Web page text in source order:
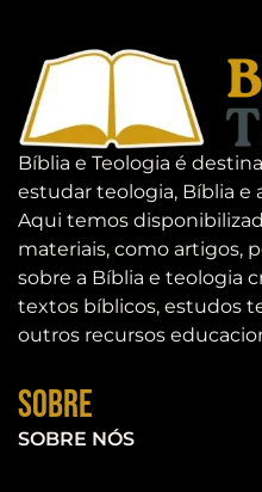
Bíblia e Teologia é
estudar teologia, Bíblia e
Aqui temos
materiais, como artigos,
sobre a Bíblia e teologia
textos bíblicos, estudos
outros recursos
Sobre
SOBRE NÓS